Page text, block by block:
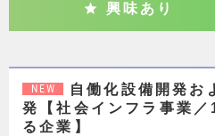
興味あり
NEW
自働化設備開発お
発【社会インフラ事業
る企業】